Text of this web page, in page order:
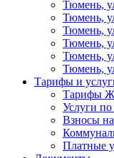
Тюмень,
Тюмень,
Тюмень,
Тюмень,
Тюмень,
Тюмень,
Тарифы и
Тарифы
Услуги
Взносы
Платные